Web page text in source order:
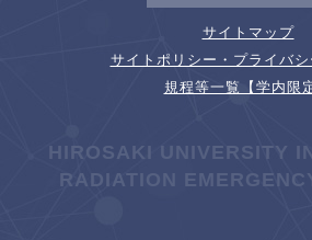
サイトマップ
サイトポリシー・プライバ
規程等一覧【学内限
HIROSAKI UNIVERSITY
RADIATION